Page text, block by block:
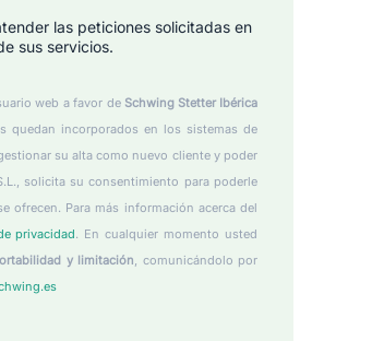
las peticiones solicitadas en
sus servicios.
web a favor de Schwing Stetter Ibérica
quedan incorporados en los sistemas de
su alta como nuevo cliente y poder
solicita su consentimiento para poderle
ofrecen. Para más información acerca del
privacidad. En cualquier momento usted
y limitación, comunicándolo por